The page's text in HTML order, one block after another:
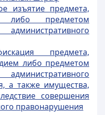
изъятие предмета,
либо предметом
предмета,
либо предметом
а также имущества,
совершения
правонарушения